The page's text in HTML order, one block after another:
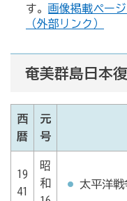
す。 画像掲載ペー
（外部リンク）
奄美群島日本
西
暦
元
号
19
41
昭
和
太平洋戦